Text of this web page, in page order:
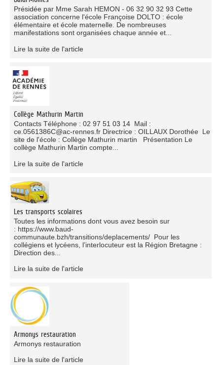
Présidée par Mme Sarah HEMON - 06 32 90 32 93 Cette
association concerne l'école Françoise DOLTO : école
élémentaire et école maternelle. De nombreuses
manifestations sont organisées chaque année et...
Lire la suite de l'article
Collège Mathurin Martin
Contacts Téléphone : 02 97 51 03 14 Mail :
ce.0561386C@ac-rennes.fr Directrice : OILLAUX Dorothée Le
site de l'école : Collège Mathurin martin Présentation Le
collège Mathurin Martin compte...
Lire la suite de l'article
Les transports scolaires
Toutes les informations dont vous avez besoin sur
: https://www.baud-
communaute.bzh/transitions/deplacements/ Pour les
collégiens et lycéens, l’interlocuteur est la Région Bretagne :
Direction des...
Lire la suite de l'article
Armonys restauration
Armonys restauration
Lire la suite de l'article